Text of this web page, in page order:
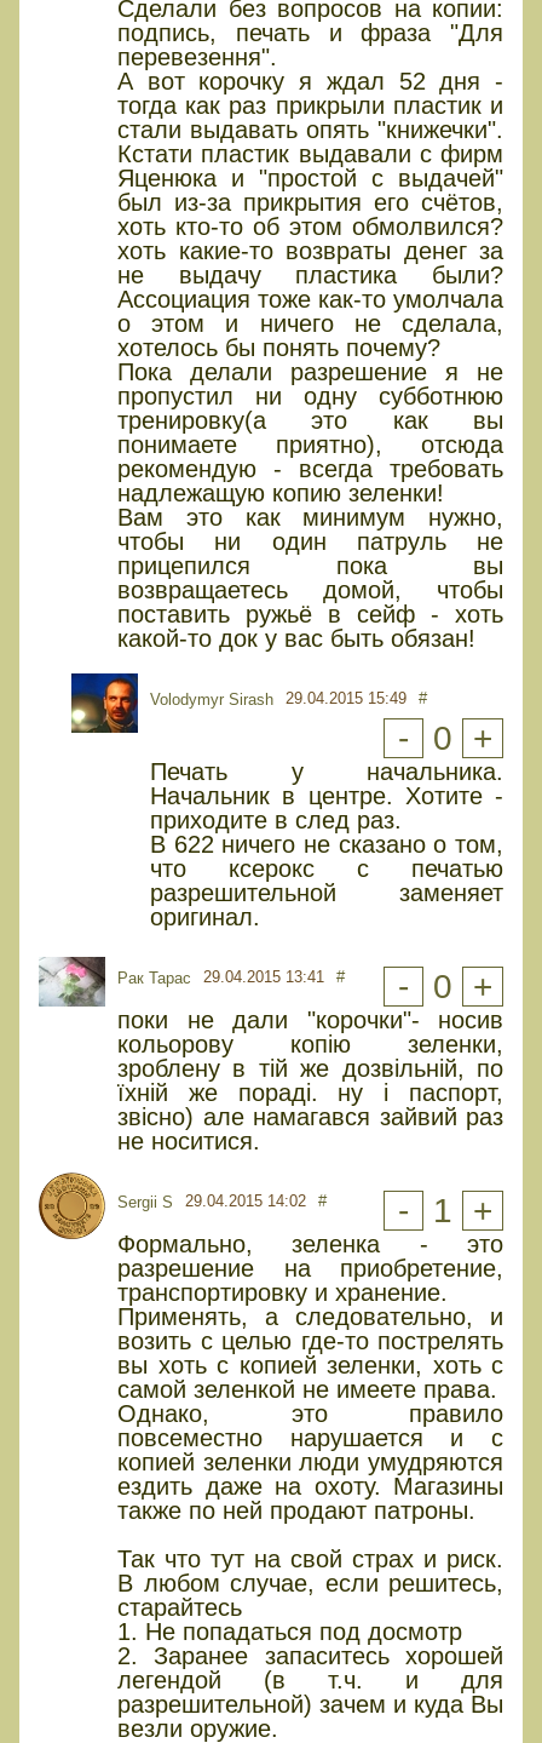
Сделали без вопросов на копии:
подпись, печать и фраза "Для
перевезення".
А вот корочку я ждал 52 дня -
тогда как раз прикрыли пластик и
стали выдавать опять "книжечки".
Кстати пластик выдавали с фирм
Яценюка и "простой с выдачей"
был из-за прикрытия его счётов,
хоть кто-то об этом обмолвился?
хоть какие-то возвраты денег за
не выдачу пластика были?
Ассоциация тоже как-то умолчала
о этом и ничего не сделала,
хотелось бы понять почему?
Пока делали разрешение я не
пропустил ни одну субботнюю
тренировку(а это как вы
понимаете приятно), отсюда
рекомендую - всегда требовать
надлежащую копию зеленки!
Вам это как минимум нужно,
чтобы ни один патруль не
прицепился пока вы
возвращаетесь домой, чтобы
поставить ружьё в сейф - хоть
какой-то док у вас быть обязан!
Volodymyr Sirash 29.04.2015 15:49 #
- 0 +
Печать у начальника.
Начальник в центре. Хотите -
приходите в след раз.
В 622 ничего не сказано о том,
что ксерокс с печатью
разрешительной заменяет
оригинал.
Рак Тарас 29.04.2015 13:41 # - 0 +
поки не дали "корочки"- носив
кольорову копію зеленки,
зроблену в тій же дозвільній, по
їхній же пораді. ну і паспорт,
звісно) але намагався зайвий раз
не носитися.
Sergii S 29.04.2015 14:02 # - 1 +
Формально, зеленка - это
разрешение на приобретение,
транспортировку и хранение.
Применять, а следовательно, и
возить с целью где-то пострелять
вы хоть с копией зеленки, хоть с
самой зеленкой не имеете права.
Однако, это правило
повсеместно нарушается и с
копией зеленки люди умудряются
ездить даже на охоту. Магазины
также по ней продают патроны.
Так что тут на свой страх и риск.
В любом случае, если решитесь,
старайтесь
1. Не попадаться под досмотр
2. Заранее запаситесь хорошей
легендой (в т.ч. и для
разрешительной) зачем и куда Вы
везли оружие.